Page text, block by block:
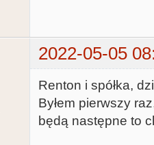
2022-05-05
Renton i spółka,
Byłem pierwszy
będą następne to